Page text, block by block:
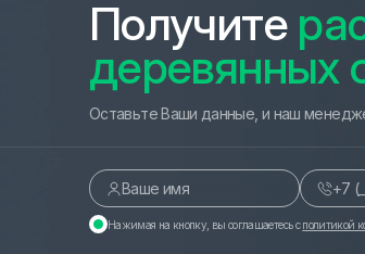
Получите
деревянных
Оставьте Ваши данные, и наш
Нажимая на кнопку, вы соглашаетесь сполитикой